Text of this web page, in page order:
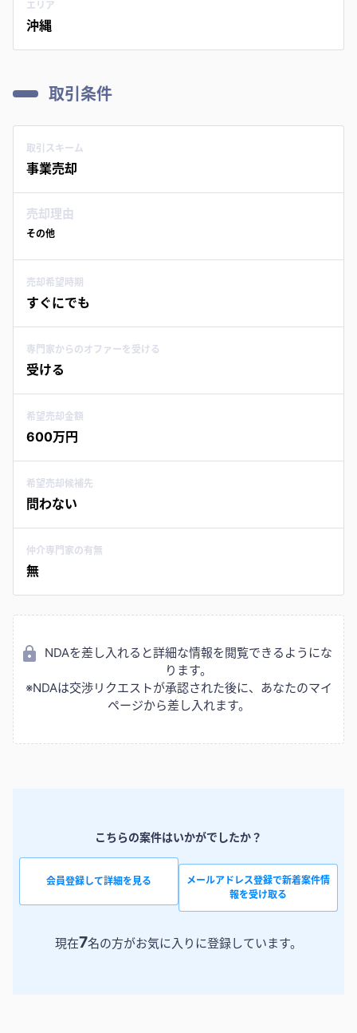
エリア
沖縄
取引条件
取引スキーム
事業売却
売却理由
その他
売却希望時期
すぐにでも
専門家からのオファーを受ける
受ける
希望売却金額
600万円
希望売却候補先
問わない
仲介専門家の有無
無
NDAを差し入れると詳細な情報を閲覧できるようにな
ります。
※NDAは交渉リクエストが承認された後に、あなたのマイ
ページから差し入れます。
こちらの案件はいかがでしたか？
会員登録して詳細を見る
メールアドレス登録で新着案件情
報を受け取る
現在7名の方がお気に入りに登録しています。